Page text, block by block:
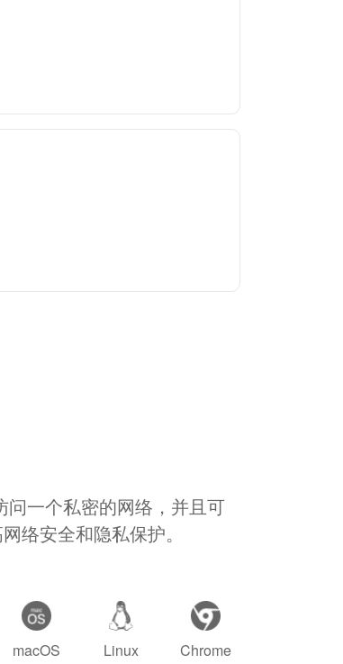
一个私密的网络，并且可
络安全和隐私保护。
macOS Linux Chrome